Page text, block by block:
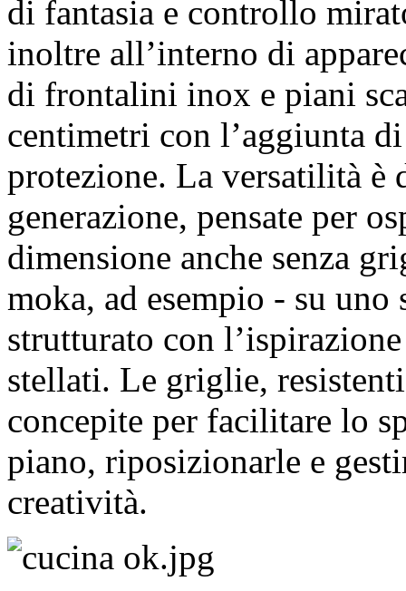
di fantasia e controllo
inoltre all’interno di
di frontalini inox e piani
centimetri con l’aggiunta
protezione. La versatilità è
generazione, pensate per
dimensione anche senza
moka, ad esempio - su
strutturato con
stellati. Le griglie,
concepite per facilitare lo
piano, riposizionarle e
creatività.